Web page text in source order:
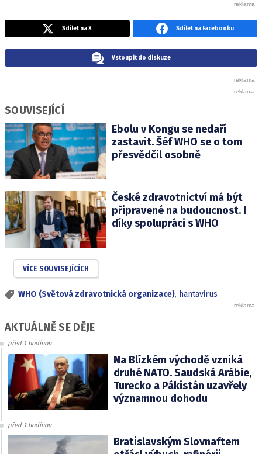
Sdílet na X Sdílet na Facebooku
Vstoupit do diskuze
SOUVISEJÍCÍ
Ebolu v Kongu se nedaří
zastavit. Šéf WHO se o tom
přesvědčil osobně
České zdravotnictví má být
připravené na budoucnost. I
díky spolupráci s WHO
VÍCE SOUVISEJÍCÍCH
WHO (Světová zdravotnická organizace), hantavirus
AKTUÁLNĚ SE DĚJE
před 1 hodinou
Na Blízkém východě vzniká
druhé NATO. Saudská Arábie,
Turecko a Pákistán uzavřely
významnou dohodu
před 1 hodinou
Bratislavským Slovnaftem